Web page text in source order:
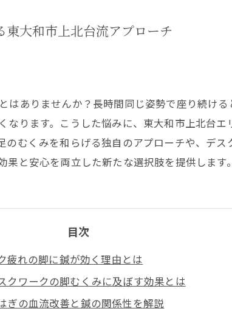
大和市上北台流アプローチ
ありませんか？長時間同じ姿勢で座り続け
ります。こうした悩みに、東大和市上北台
むくみを和らげる独自のアプローチや、デ
と安心を両立した新たな選択肢を提供します。
目次
疲れの脚に鍼が効く理由とは
クワークの脚むくみに及ぼす効果とは
ぎの血流改善と鍼の関係性を解説